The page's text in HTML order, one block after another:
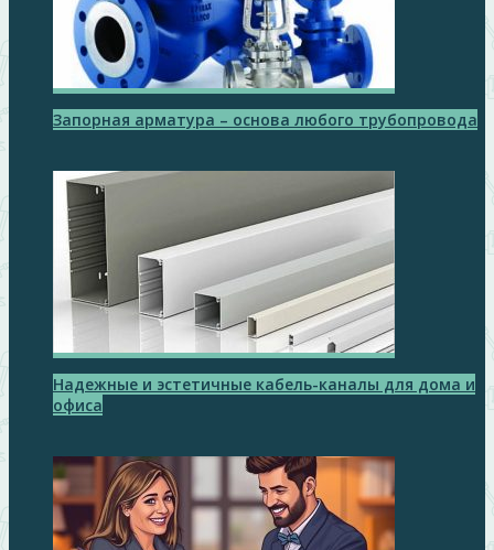
Запорная арматура – основа любого трубопровода
Надежные и эстетичные кабель-каналы для дома и
офиса